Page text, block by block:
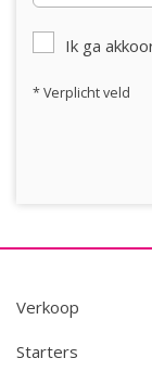
gezinswoning
achterom. Kom
Ik ga
* Verplicht veld
Verkoop
Starters